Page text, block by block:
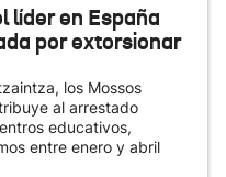
líder en España
por extorsionar
los Mossos
al arrestado
educativos,
entre enero y abril